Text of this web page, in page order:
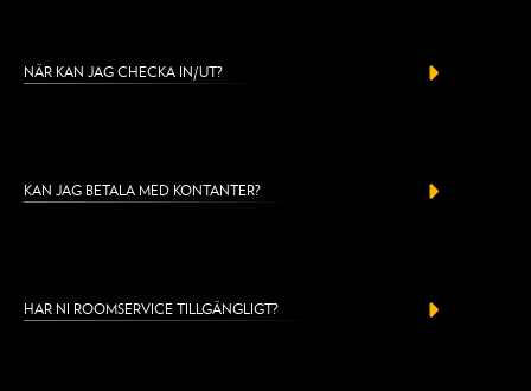
NÄR KAN JAG CHECKA IN/UT?
KAN JAG BETALA MED KONTANTER?
HAR NI ROOMSERVICE TILLGÄNGLIGT?